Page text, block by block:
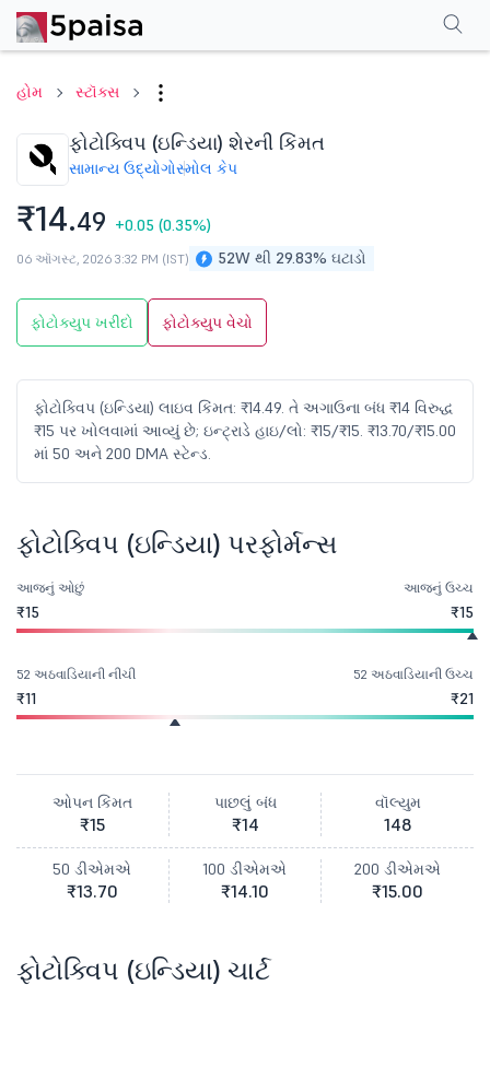
હોમ સ્ટૉક્સ
ફોટોક્વિપ (ઇન્ડિયા) શેરની કિંમત
સામાન્ય ઉદ્યોગોસ્મોલ કેપ
₹14.49 +0.05 (0.35%)
52W થી 29.83% ઘટાડો
06 ઑગસ્ટ, 2026 3:32 PM (IST)
ફોટોક્યુપ ખરીદો ફોટોક્યુપ વેચો
ફોટોક્વિપ (ઇન્ડિયા) લાઇવ કિંમત: ₹14.49. તે અગાઉના બંધ ₹14 વિરુદ્ધ
₹15 પર ખોલવામાં આવ્યું છે; ઇન્ટ્રાડે હાઇ/લો: ₹15/₹15. ₹13.70/₹15.00
માં 50 અને 200 DMA સ્ટેન્ડ.
પરફોર્મન્સફાઇનાન્શિયલ્સ વધુ
ફોટોક્વિપ (ઇન્ડિયા) પરફોર્મન્સ
આજનું ઓછું
₹15
આજનું ઉચ્ચ
₹15
52 અઠવાડિયાની નીચી
₹11
52 અઠવાડિયાની ઉચ્ચ
₹21
ઓપન કિંમત
₹15
પાછલું બંધ
₹14
વૉલ્યુમ
148
50 ડીએમએ
₹13.70
100 ડીએમએ
₹14.10
200 ડીએમએ
₹15.00
ફોટોક્વિપ (ઇન્ડિયા) ચાર્ટ